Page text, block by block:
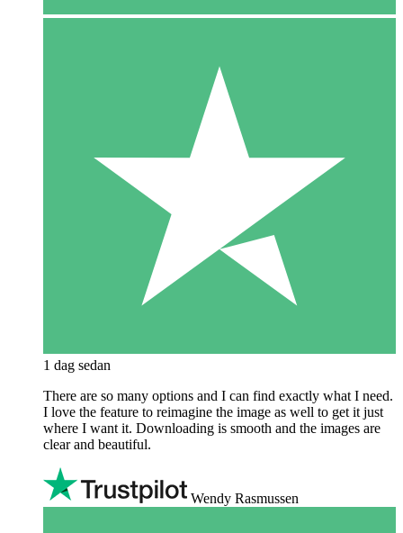
1 dag sedan
There are so many options and I can find exactly what I need.
I love the feature to reimagine the image as well to get it just
where I want it. Downloading is smooth and the images are
clear and beautiful.
Wendy Rasmussen